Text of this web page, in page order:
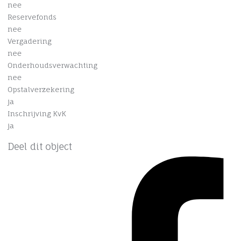
nee
Reservefonds
nee
Vergadering
nee
Onderhoudsverwachting
nee
Opstalverzekering
ja
Inschrijving KvK
ja
Deel dit object